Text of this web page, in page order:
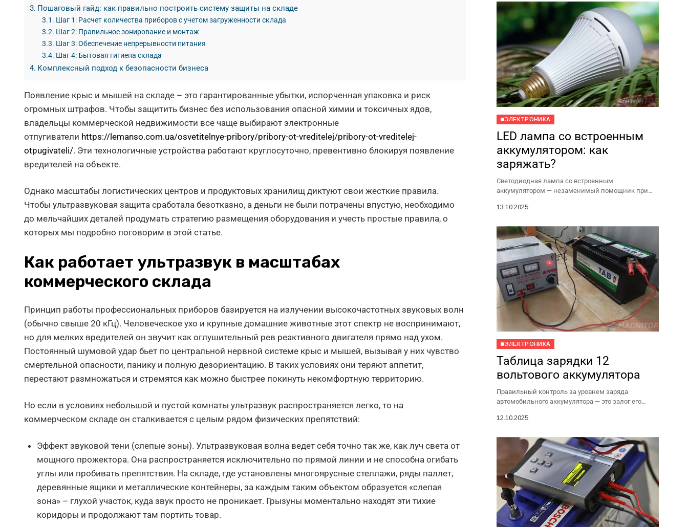
Пошаговый гайд: как правильно построить систему защиты на складе
Шаг 1: Расчет количества приборов с учетом загруженности склада
Шаг 2: Правильное зонирование и монтаж
Шаг 3: Обеспечение непрерывности питания
Шаг 4: Бытовая гигиена склада
Комплексный подход к безопасности бизнеса
Появление крыс и мышей на складе – это гарантированные убытки, испорченная упаковка и риск
огромных штрафов. Чтобы защитить бизнес без использования опасной химии и токсичных ядов,
владельцы коммерческой недвижимости все чаще выбирают электронные
отпугиватели https://lemanso.com.ua/osvetitelnye-pribory/pribory-ot-vreditelej/pribory-ot-vreditelej-
otpugivateli/. Эти технологичные устройства работают круглосуточно, превентивно блокируя появление
вредителей на объекте.
Однако масштабы логистических центров и продуктовых хранилищ диктуют свои жесткие правила.
Чтобы ультразвуковая защита сработала безотказно, а деньги не были потрачены впустую, необходимо
до мельчайших деталей продумать стратегию размещения оборудования и учесть простые правила, о
которых мы подробно поговорим в этой статье.
Как работает ультразвук в масштабах
коммерческого склада
Принцип работы профессиональных приборов базируется на излучении высокочастотных звуковых волн
(обычно свыше 20 кГц). Человеческое ухо и крупные домашние животные этот спектр не воспринимают,
но для мелких вредителей он звучит как оглушительный рев реактивного двигателя прямо над ухом.
Постоянный шумовой удар бьет по центральной нервной системе крыс и мышей, вызывая у них чувство
смертельной опасности, панику и полную дезориентацию. В таких условиях они теряют аппетит,
перестают размножаться и стремятся как можно быстрее покинуть некомфортную территорию.
Но если в условиях небольшой и пустой комнаты ультразвук распространяется легко, то на
коммерческом складе он сталкивается с целым рядом физических препятствий:
Эффект звуковой тени (слепые зоны). Ультразвуковая волна ведет себя точно так же, как луч света от
мощного прожектора. Она распространяется исключительно по прямой линии и не способна огибать
углы или пробивать препятствия. На складе, где установлены многоярусные стеллажи, ряды паллет,
деревянные ящики и металлические контейнеры, за каждым таким объектом образуется «слепая
зона» – глухой участок, куда звук просто не проникает. Грызуны моментально находят эти тихие
коридоры и продолжают там портить товар.
ЭЛЕКТРОНИКА
LED лампа со встроенным
аккумулятором: как
заряжать?
Светодиодная лампа со встроенным
аккумулятором — незаменимый помощник при
подвела в нужный момент, важно правильно...
13.10.2025
ЭЛЕКТРОНИКА
Таблица зарядки 12
вольтового аккумулятора
Правильный контроль за уровнем заряда
автомобильного аккумулятора — это залог его
простых и доступных способов определить...
12.10.2025